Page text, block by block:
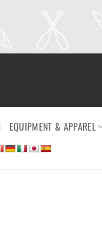
EQUIPMENT & APPAREL